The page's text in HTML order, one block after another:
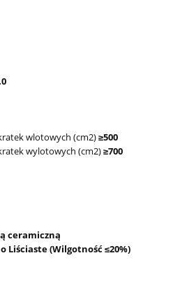
wlotowych (cm2)≥500
wylotowych (cm2)≥700
ceramiczną
Liściaste (Wilgotność ≤20%)